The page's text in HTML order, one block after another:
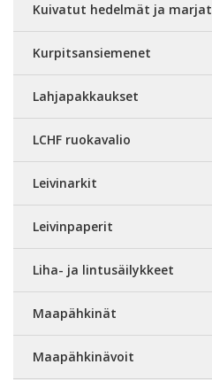
Kuivatut hedelmät ja marjat
Kurpitsansiemenet
Lahjapakkaukset
LCHF ruokavalio
Leivinarkit
Leivinpaperit
Liha- ja lintusäilykkeet
Maapähkinät
Maapähkinävoit